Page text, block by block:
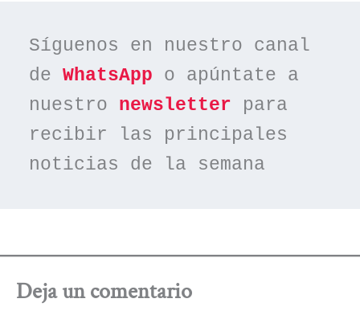
Síguenos en nuestro canal
de WhatsApp o apúntate a
nuestro newsletter para
recibir las principales
noticias de la semana
Deja un comentario